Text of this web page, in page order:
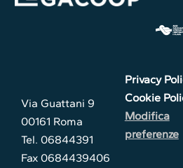
Via Guattani 9
00161 Roma
Tel. 06844391
Fax 0684439406
Privacy
Cookie
Modifica
preferenze